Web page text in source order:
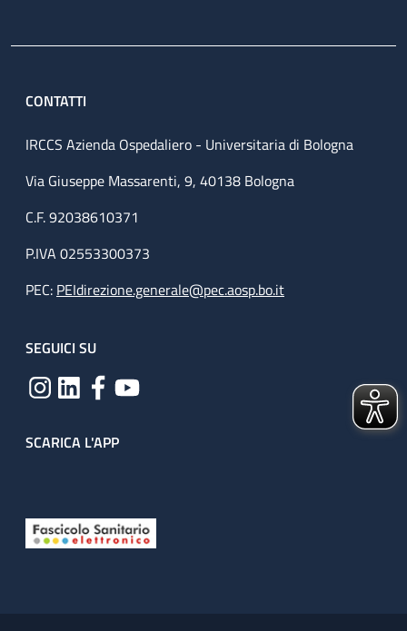
CONTATTI
IRCCS Azienda Ospedaliero - Universitaria di Bologna
Via Giuseppe Massarenti, 9, 40138 Bologna
C.F. 92038610371
P.IVA 02553300373
PEC: PEIdirezione.generale@pec.aosp.bo.it
SEGUICI SU
SCARICA L'APP